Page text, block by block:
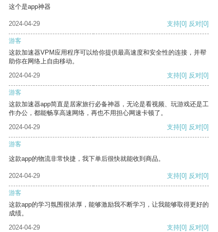
这个是app神器
2024-04-29 支持[0] 反对[0]
游客
这款加速器VPM应用程序可以给你提供最高速度和安全性的连接，并帮
助你在网络上自由移动。
2024-04-29
支持[0] 反对[0]
游客
这款加速器app简直是居家旅行必备神器，无论是看视频、玩游戏还是工
作办公，都能畅享高速网络，再也不用担心网速卡顿了。
2024-04-29
支持[0] 反对[0]
游客
这款app的物流非常快捷，我下单后很快就能收到商品。
2024-04-29 支持[0] 反对[0]
游客
这款app的学习氛围很浓厚，能够激励我不断学习，让我能够取得更好的
成绩。
2024-04-29
支持[0] 反对[0]